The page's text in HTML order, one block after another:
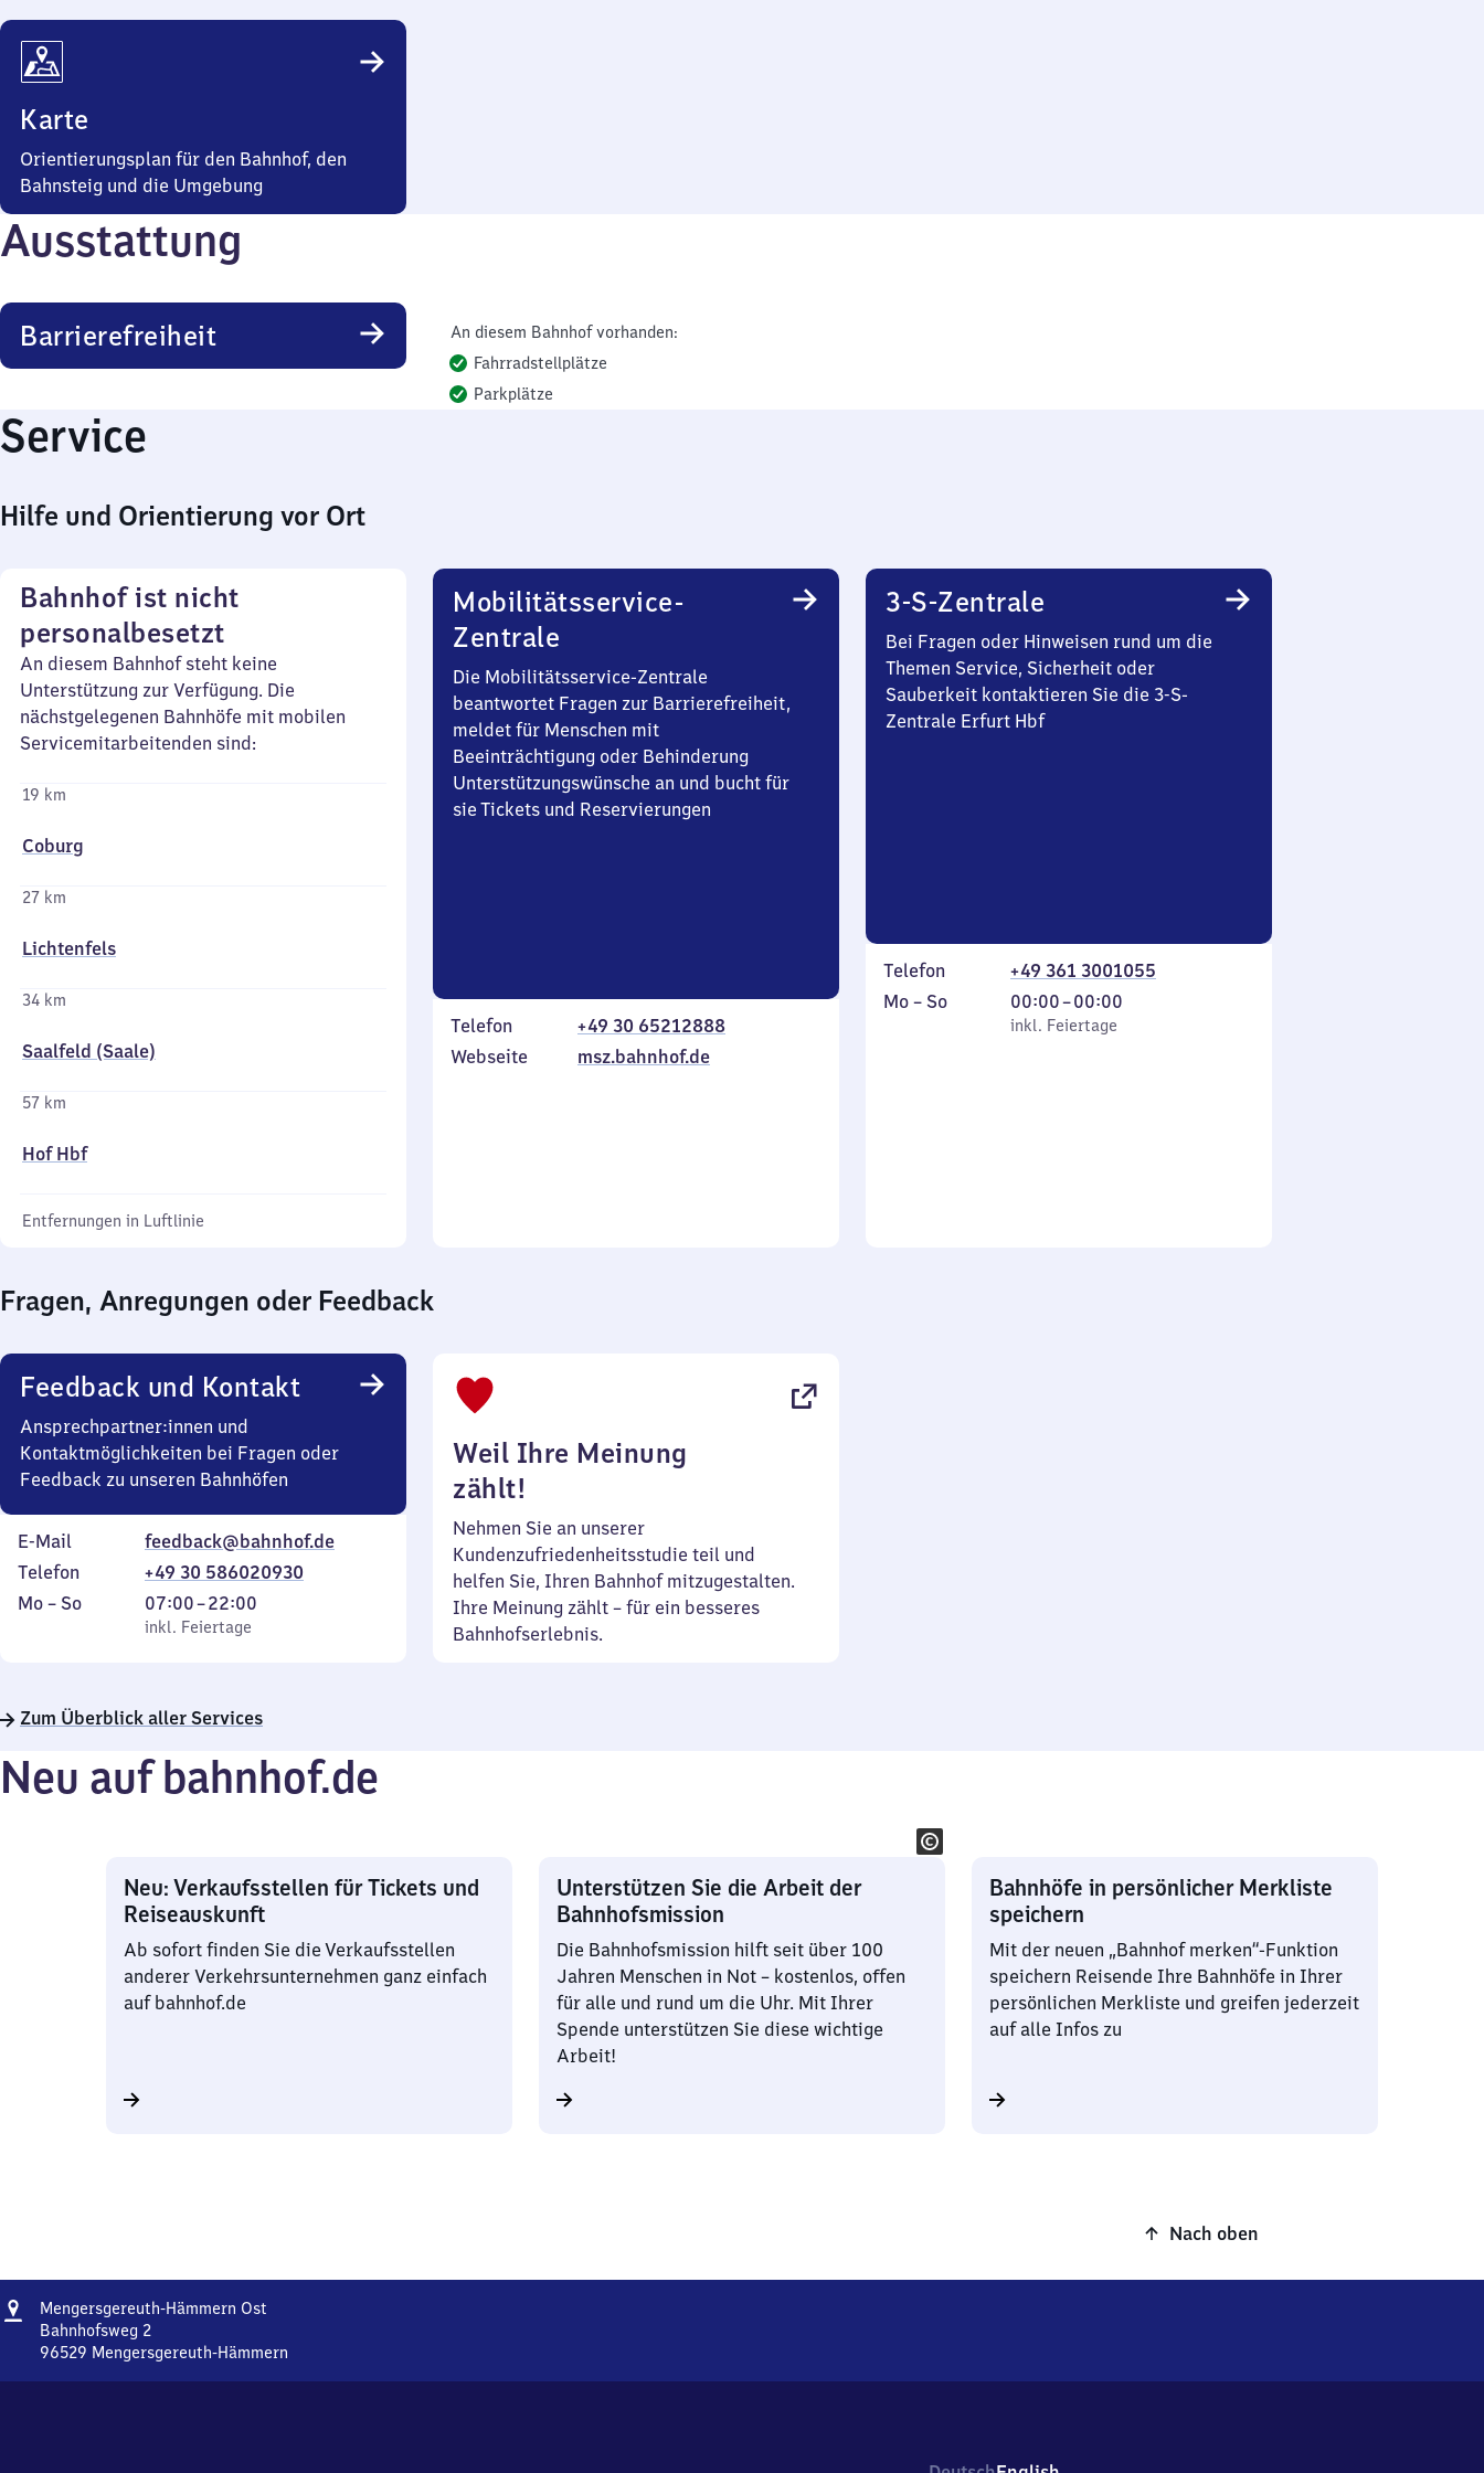
Karte
Orientierungsplan für den Bahnhof, den
Bahnsteig und die Umgebung
Ausstattung
Barrierefreiheit
An diesem Bahnhof vorhanden:
Fahrradstellplätze
Parkplätze
Service
Hilfe und Orientierung vor Ort
Bahnhof ist nicht
personalbesetzt
An diesem Bahnhof steht keine
Unterstützung zur Verfügung. Die
nächstgelegenen Bahnhöfe mit mobilen
Servicemitarbeitenden sind:
19 km
Coburg
27 km
Lichtenfels
34 km
Saalfeld (Saale)
57 km
Hof Hbf
Entfernungen in Luftlinie
Mobilitätsservice-
Zentrale
Die Mobilitätsservice-Zentrale
beantwortet Fragen zur Barrierefreiheit,
meldet für Menschen mit
Beeinträchtigung oder Behinderung
Unterstützungswünsche an und bucht für
sie Tickets und Reservierungen
Telefon
+49 30 65212888
Webseite
msz.bahnhof.de
3-S-Zentrale
Bei Fragen oder Hinweisen rund um die
Themen Service, Sicherheit oder
Sauberkeit kontaktieren Sie die 3-S-
Zentrale Erfurt Hbf
Telefon
+49 361 3001055
Montag
Mo – So,
inkl. Feiertage
00:00–00:00
Von
0
inkl. Feiertage
Fragen, Anregungen oder Feedback
Feedback und Kontakt
Ansprechpartner:innen und
Kontaktmöglichkeiten bei Fragen oder
Feedback zu unseren Bahnhöfen
E-Mail
feedback@bahnhof.de
Telefon
+49 30 586020930
Montag
Mo – So,
inkl. Feiertage
07:00–22:00
Von
7
22
inkl. Feiertage
Weil Ihre Meinung
zählt!
Nehmen Sie an unserer
Kundenzufriedenheitsstudie teil und
helfen Sie, Ihren Bahnhof mitzugestalten.
Ihre Meinung zählt – für ein besseres
Bahnhofserlebnis.
Zum Überblick aller Services
Neu auf bahnhof.de
Neu: Verkaufsstellen für Tickets und
Reiseauskunft
Ab sofort finden Sie die Verkaufsstellen
anderer Verkehrsunternehmen ganz einfach
auf bahnhof.de
Unterstützen Sie die Arbeit der
Bahnhofsmission
Die Bahnhofsmission hilft seit über 100
Jahren Menschen in Not – kostenlos, offen
für alle und rund um die Uhr. Mit Ihrer
Spende unterstützen Sie diese wichtige
Arbeit!
Bahnhöfe in persönlicher Merkliste
speichern
Mit der neuen „Bahnhof merken“-Funktion
speichern Reisende Ihre Bahnhöfe in Ihrer
persönlichen Merkliste und greifen jederzeit
auf alle Infos zu
Nach oben
Adresse
Mengersgereuth-Hämmern Ost
Ost
Bahnhofsweg 2
96529 Mengersgereuth-Hämmern